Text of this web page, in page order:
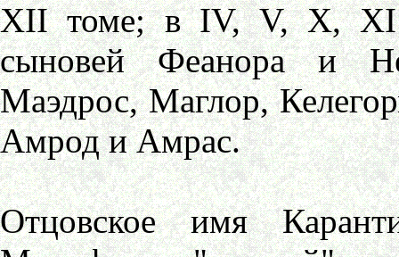
XII томе; в IV, V, X, XI
сыновей Феанора и
Маэдрос, Маглор,
Амрод и Амрас.
Отцовское имя